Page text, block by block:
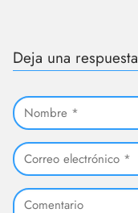
Deja una respuesta